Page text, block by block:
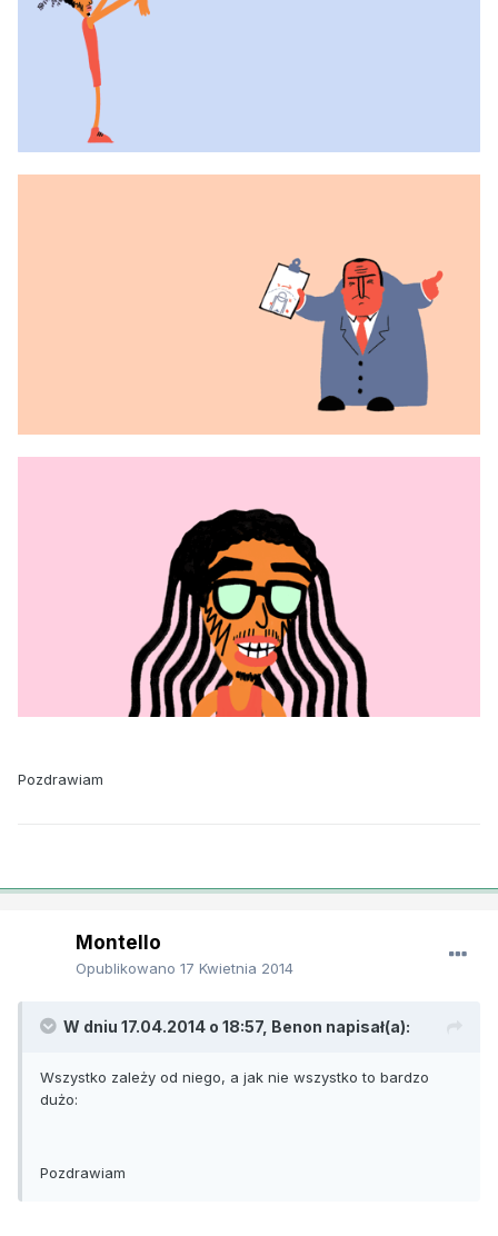
Pozdrawiam
Montello
Opublikowano 17 Kwietnia 2014
W dniu 17.04.2014 o 18:57, Benon napisał(a):
Wszystko zależy od niego, a jak nie wszystko to bardzo
dużo:
Pozdrawiam